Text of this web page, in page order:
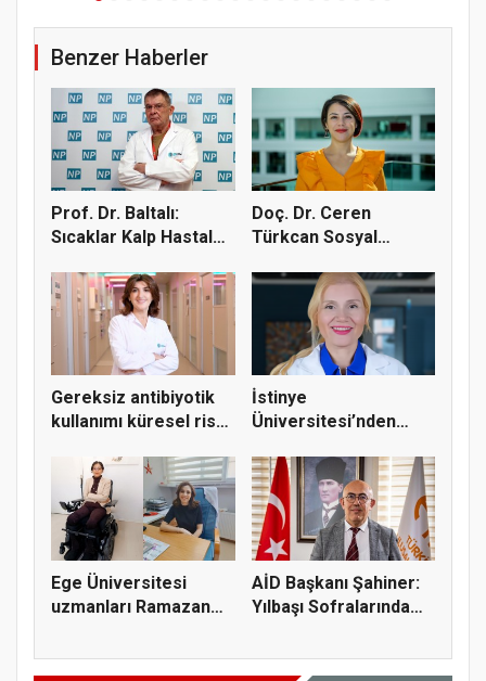
Benzer Haberler
Prof. Dr. Baltalı:
Sıcaklar Kalp Hastaları
Doç. Dr. Ceren
Türkcan Sosyal
Gereksiz antibiyotik
kullanımı küresel risk
İstinye
Üniversitesi’nden
Ege Üniversitesi
uzmanları Ramazan
AİD Başkanı Şahiner:
Yılbaşı Sofralarında